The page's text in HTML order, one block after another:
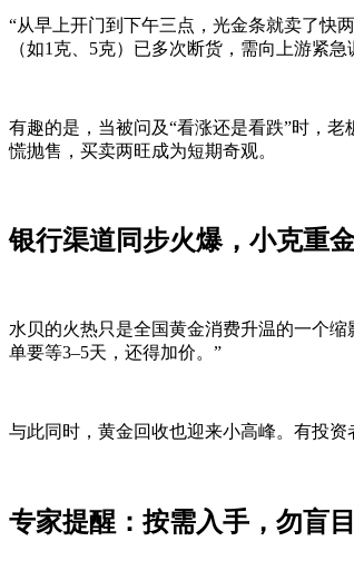
“从早上开门到下午三点，光金条就卖了快
（如1克、5克）已多次断货，需向上游紧急
有趣的是，当被问及“看涨还是看跌”时，
慌抛售，买卖两旺成为短期奇观。
银行渠道同步火爆，小克重
水贝的火热只是全国黄金消费升温的一个
单要等3–5天，还得加价。”
与此同时，黄金回收也迎来小高峰。有投资
专家提醒：按需入手，勿盲